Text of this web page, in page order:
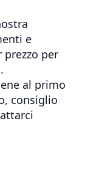
e
per
al primo
consiglio